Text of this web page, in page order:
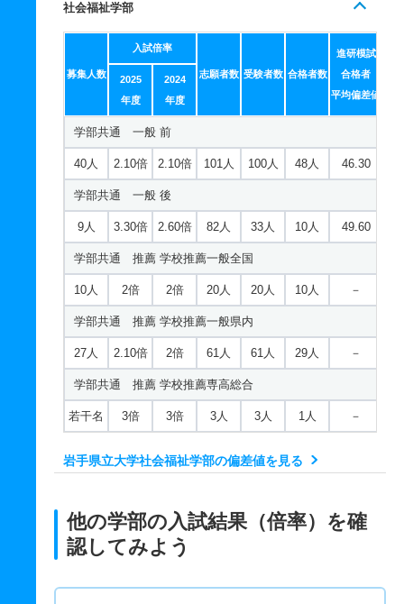
社会福祉学部
募集人数
入試倍率
志願者数 受験者数 合格者数
進研模試
合格者
平均偏差値
2025
年度
2024
年度
学部共通 一般 前
40人 2.10倍 2.10倍 101人 100人 48人 46.30
学部共通 一般 後
9人 3.30倍 2.60倍 82人 33人 10人 49.60
学部共通 推薦 学校推薦一般全国
10人 2倍 2倍 20人 20人 10人 －
学部共通 推薦 学校推薦一般県内
27人 2.10倍 2倍 61人 61人 29人 －
学部共通 推薦 学校推薦専高総合
若干名 3倍 3倍 3人 3人 1人 －
岩手県立大学社会福祉学部の偏差値を見る
他の学部の入試結果（倍率）を確
認してみよう